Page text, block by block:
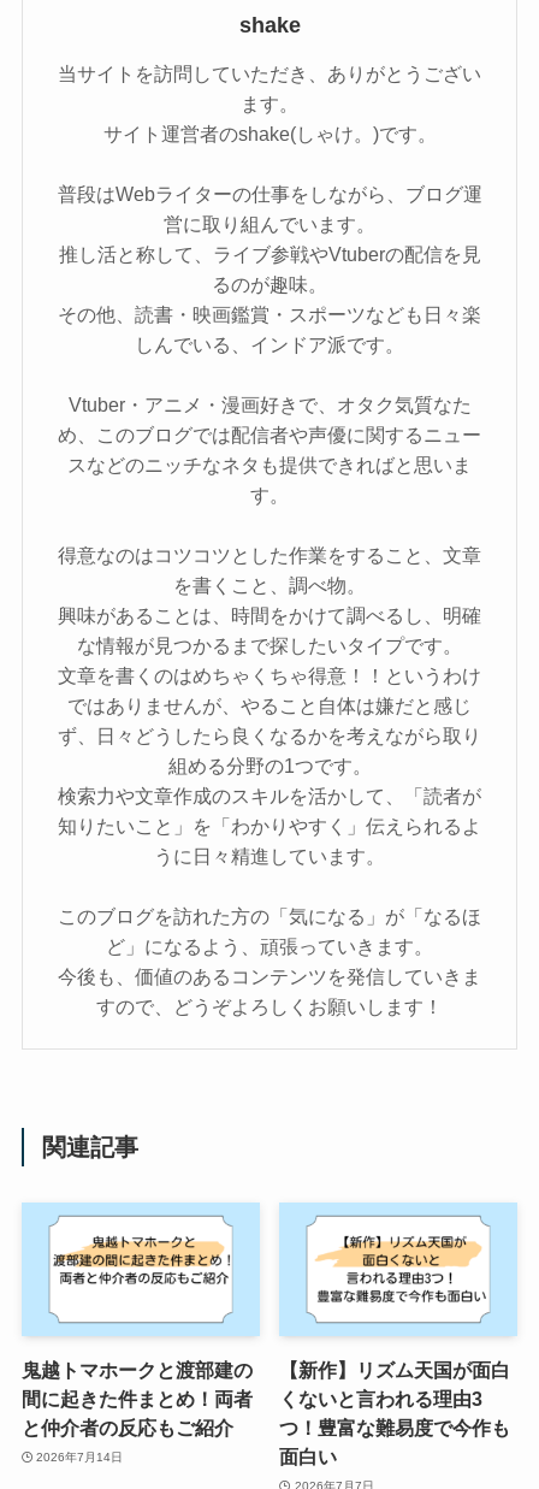
shake
当サイトを訪問していただき、ありがとうござい
ます。
サイト運営者のshake(しゃけ。)です。
普段はWebライターの仕事をしながら、ブログ運
営に取り組んでいます。
推し活と称して、ライブ参戦やVtuberの配信を見
るのが趣味。
その他、読書・映画鑑賞・スポーツなども日々楽
しんでいる、インドア派です。
Vtuber・アニメ・漫画好きで、オタク気質なた
め、このブログでは配信者や声優に関するニュー
スなどのニッチなネタも提供できればと思いま
す。
得意なのはコツコツとした作業をすること、文章
を書くこと、調べ物。
興味があることは、時間をかけて調べるし、明確
な情報が見つかるまで探したいタイプです。
文章を書くのはめちゃくちゃ得意！！というわけ
ではありませんが、やること自体は嫌だと感じ
ず、日々どうしたら良くなるかを考えながら取り
組める分野の1つです。
検索力や文章作成のスキルを活かして、「読者が
知りたいこと」を「わかりやすく」伝えられるよ
うに日々精進しています。
このブログを訪れた方の「気になる」が「なるほ
ど」になるよう、頑張っていきます。
今後も、価値のあるコンテンツを発信していきま
すので、どうぞよろしくお願いします！
関連記事
鬼越トマホークと渡部建の
間に起きた件まとめ！両者
と仲介者の反応もご紹介
2026年7月14日
【新作】リズム天国が面白
くないと言われる理由3
つ！豊富な難易度で今作も
面白い
2026年7月7日